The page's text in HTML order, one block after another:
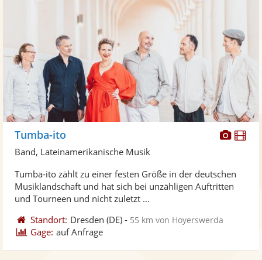
Fotos
Tumba-ito
Band, Lateinamerikanische Musik
Tumba-ito zählt zu einer festen Größe in der deutschen
Musiklandschaft und hat sich bei unzähligen Auftritten
und Tourneen und nicht zuletzt ...
Standort: Dresden (DE) - 55 km von Hoyerswerda
Gage: auf Anfrage